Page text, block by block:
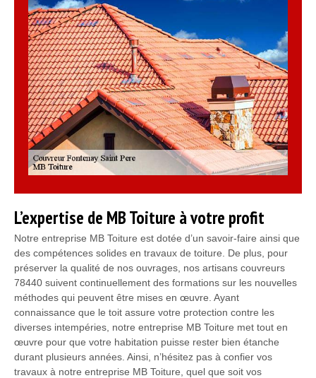
L’expertise de MB Toiture à votre profit
Notre entreprise MB Toiture est dotée d’un savoir-faire ainsi que
des compétences solides en travaux de toiture. De plus, pour
préserver la qualité de nos ouvrages, nos artisans couvreurs
78440 suivent continuellement des formations sur les nouvelles
méthodes qui peuvent être mises en œuvre. Ayant
connaissance que le toit assure votre protection contre les
diverses intempéries, notre entreprise MB Toiture met tout en
œuvre pour que votre habitation puisse rester bien étanche
durant plusieurs années. Ainsi, n’hésitez pas à confier vos
travaux à notre entreprise MB Toiture, quel que soit vos